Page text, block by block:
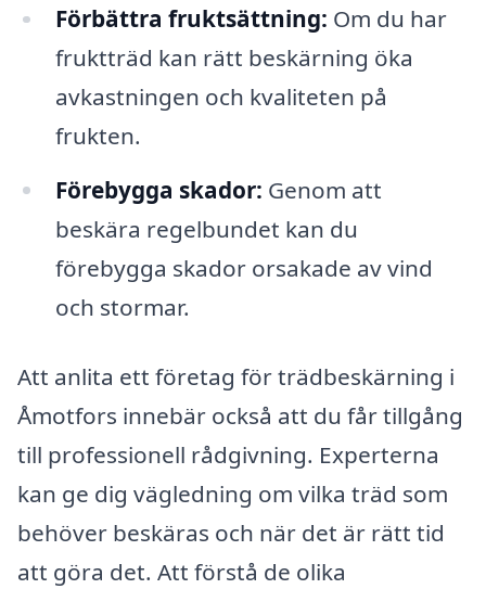
Förbättra fruktsättning: Om du har
fruktträd kan rätt beskärning öka
avkastningen och kvaliteten på
frukten.
Förebygga skador: Genom att
beskära regelbundet kan du
förebygga skador orsakade av vind
och stormar.
Att anlita ett företag för trädbeskärning i
Åmotfors innebär också att du får tillgång
till professionell rådgivning. Experterna
kan ge dig vägledning om vilka träd som
behöver beskäras och när det är rätt tid
att göra det. Att förstå de olika